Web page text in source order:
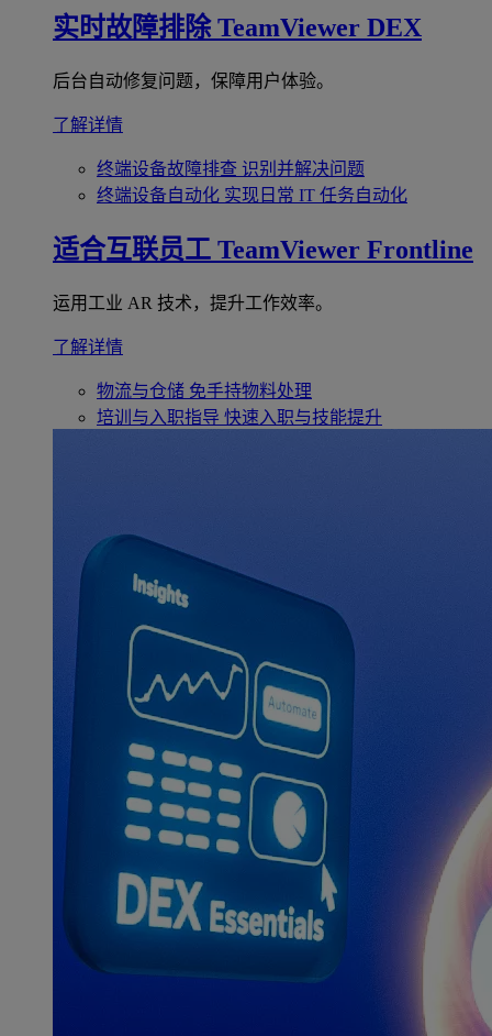
实时故障排除 TeamViewer DEX
后台自动修复问题，保障用户体验。
了解详情
终端设备故障排查 识别并解决问题
终端设备自动化 实现日常 IT 任务自动化
适合互联员工 TeamViewer Frontline
运用工业 AR 技术，提升工作效率。
了解详情
物流与仓储 免手持物料处理
培训与入职指导 快速入职与技能提升